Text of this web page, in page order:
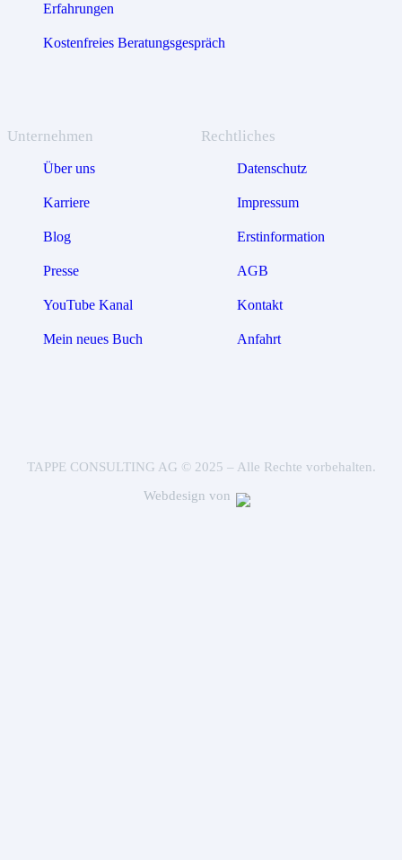
Erfahrungen
Kostenfreies Beratungsgespräch
Unternehmen
Über uns
Karriere
Blog
Presse
YouTube Kanal
Mein neues Buch
Rechtliches
Datenschutz
Impressum
Erstinformation
AGB
Kontakt
Anfahrt
TAPPE CONSULTING AG © 2025 – Alle Rechte vorbehalten.
Webdesign von